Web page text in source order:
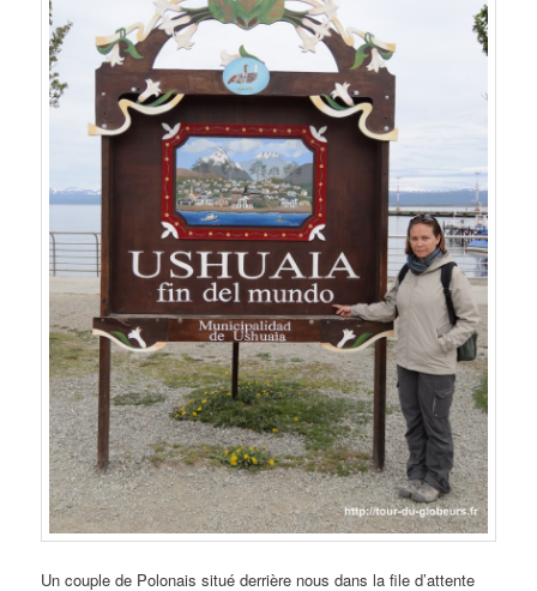
Un couple de Polonais situé derrière nous dans la file d’attente